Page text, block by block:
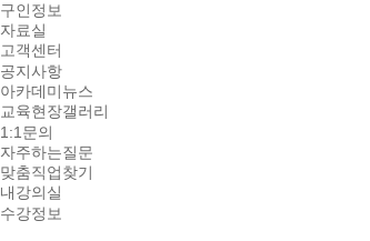
구인정보
자료실
고객센터
공지사항
아카데미뉴스
교육현장갤러리
1:1문의
자주하는질문
맞춤직업찾기
내강의실
수강정보